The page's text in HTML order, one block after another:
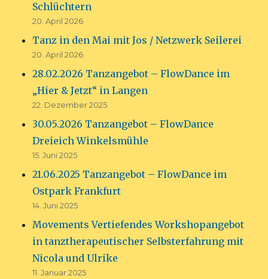
Schlüchtern
20. April 2026
Tanz in den Mai mit Jos / Netzwerk Seilerei
20. April 2026
28.02.2026 Tanzangebot – FlowDance im
„Hier & Jetzt“ in Langen
22. Dezember 2025
30.05.2026 Tanzangebot – FlowDance
Dreieich Winkelsmühle
15. Juni 2025
21.06.2025 Tanzangebot – FlowDance im
Ostpark Frankfurt
14. Juni 2025
Movements Vertiefendes Workshopangebot
in tanztherapeutischer Selbsterfahrung mit
Nicola und Ulrike
11. Januar 2025